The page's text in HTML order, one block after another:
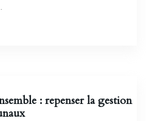
: repenser la gestion